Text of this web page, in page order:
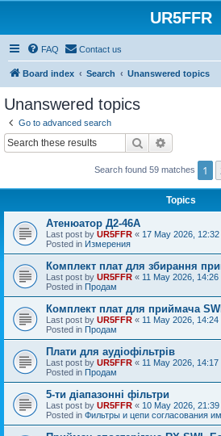
UR5FFR
FAQ Contact us
Board index Search Unanswered topics
Unanswered topics
Go to advanced search
Search
Search found 59 matches 1
Topics
Атенюатор Д2-46А
Last post by UR5FFR « 17 May 2026, 12:32
Posted in Измерения
Комплект плат для збирання
Last post by UR5FFR « 11 May 2026, 14:26
Posted in Продам
Комплект плат для приймача
Last post by UR5FFR « 11 May 2026, 14:24
Posted in Продам
Плати для аудіофільтрів
Last post by UR5FFR « 11 May 2026, 14:17
Posted in Продам
5-ти діапазонні фільтри
Last post by UR5FFR « 10 May 2026, 21:39
Posted in Фильтры и цепи согласования